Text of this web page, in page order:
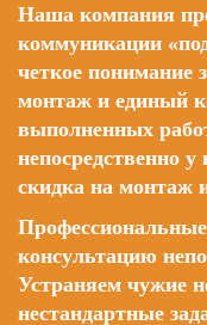
Наша компания
коммуникации
четкое понимание
монтаж и единый
выполненных
непосредственно у
скидка на монтаж
консультацию
Устраняем чужие
нестандартные